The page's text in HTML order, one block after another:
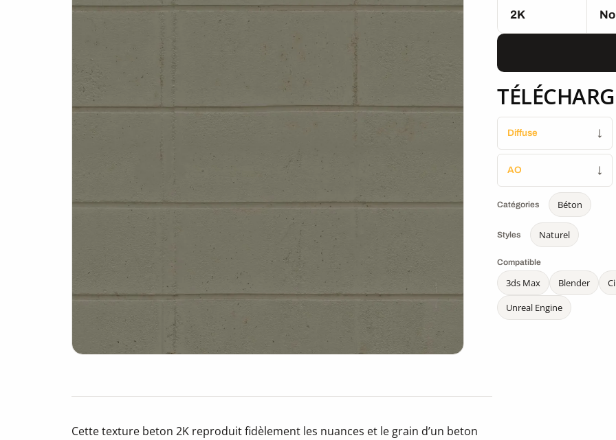
2K
Diffuse ↓
AO ↓
Catégories Béton
Styles Naturel
Compatible
3ds Max Blender
Unreal Engine
Cette texture beton 2K reproduit fidèlement les nuances et le grain d’un beton